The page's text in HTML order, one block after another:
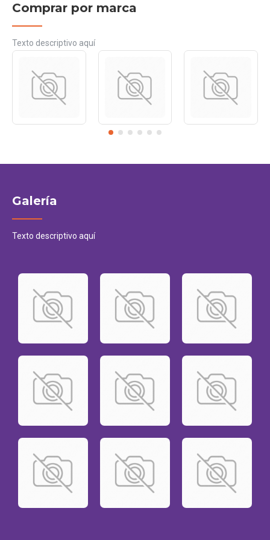
Comprar por marca
Texto descriptivo aquí
Galería
Texto descriptivo aquí